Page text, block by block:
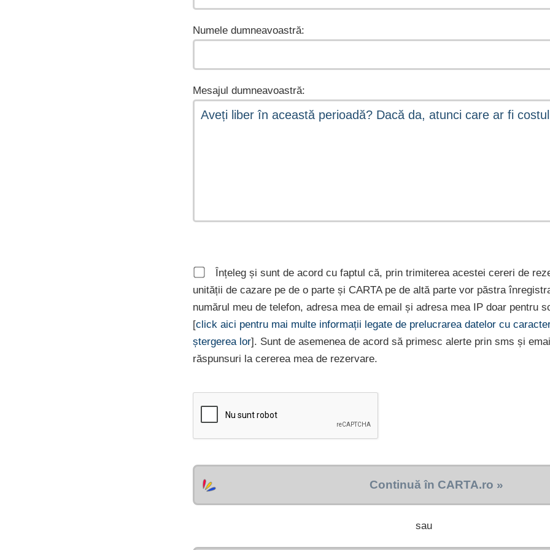
Numele dumneavoastră:
Mesajul dumneavoastră:
Înțeleg și sunt de acord cu faptul că, prin trimiterea acestei cereri de
unității de cazare pe de o parte și CARTA pe de altă parte vor păstra
numărul meu de telefon, adresa mea de email și adresa mea IP doar pentru
[click aici pentru mai multe informații legate de prelucrarea datelor cu
ștergerea lor]. Sunt de asemenea de acord să primesc alerte prin sms și
răspunsuri la cererea mea de rezervare.
Continuă în CARTA.ro »
sau